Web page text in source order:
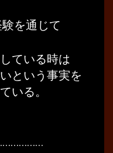
を通じて
ている時は
という事実を
いる。